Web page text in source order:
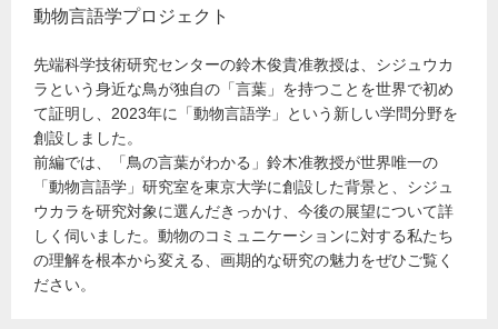
動物言語学プロジェクト
先端科学技術研究センターの鈴木俊貴准教授は、シジュウカ
ラという身近な鳥が独自の「言葉」を持つことを世界で初め
て証明し、2023年に「動物言語学」という新しい学問分野を
創設しました。
前編では、「鳥の言葉がわかる」鈴木准教授が世界唯一の
「動物言語学」研究室を東京大学に創設した背景と、シジュ
ウカラを研究対象に選んだきっかけ、今後の展望について詳
しく伺いました。動物のコミュニケーションに対する私たち
の理解を根本から変える、画期的な研究の魅力をぜひご覧く
ださい。